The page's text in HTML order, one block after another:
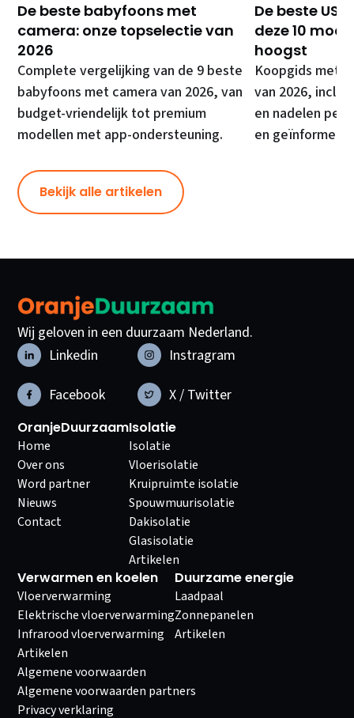
De beste babyfoons met
camera: onze topselectie van
2026
Complete vergelijking van de 9 beste
babyfoons met camera van 2026, van
budget-vriendelijk tot premium
modellen met app-ondersteuning.
De beste
deze 10
hoogst
Koopgids met
van 2026,
en nadelen per
en
Bekijk alle artikelen
Wij geloven in een duurzaam Nederland.
Linkedin
Instragram
Facebook
X / Twitter
OranjeDuurzaam
Home
Over ons
Word partner
Nieuws
Contact
Isolatie
Isolatie
Vloerisolatie
Kruipruimte isolatie
Spouwmuurisolatie
Dakisolatie
Glasisolatie
Artikelen
Verwarmen en koelen
Vloerverwarming
Elektrische vloerverwarming
Infrarood vloerverwarming
Artikelen
Duurzame energie
Laadpaal
Zonnepanelen
Artikelen
Algemene voorwaarden
Algemene voorwaarden partners
Privacy verklaring